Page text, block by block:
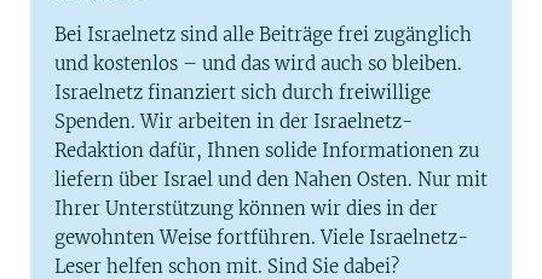
Bei Israelnetz sind alle Beiträge frei zugänglich
und kostenlos – und das wird auch so bleiben.
Israelnetz finanziert sich durch freiwillige
Spenden. Wir arbeiten in der Israelnetz-
Redaktion dafür, Ihnen solide Informationen zu
liefern über Israel und den Nahen Osten. Nur mit
Ihrer Unterstützung können wir dies in der
gewohnten Weise fortführen. Viele Israelnetz-
Leser helfen schon mit. Sind Sie dabei?